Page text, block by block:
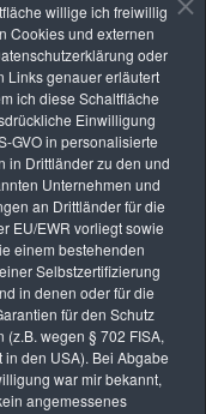
willige ich freiwillig
Cookies und externen
oder
Links genauer erläutert
ich diese Schaltfläche
Einwilligung
GVO in personalisierte
in Drittländer zu den und
Unternehmen und
an Drittländer für die
EU/EWR vorliegt sowie
einem bestehenden
Selbstzertifizierung
in denen oder für die
für den Schutz
wegen § 702 FISA,
den USA). Bei Abgabe
war mir bekannt,
angemessenes